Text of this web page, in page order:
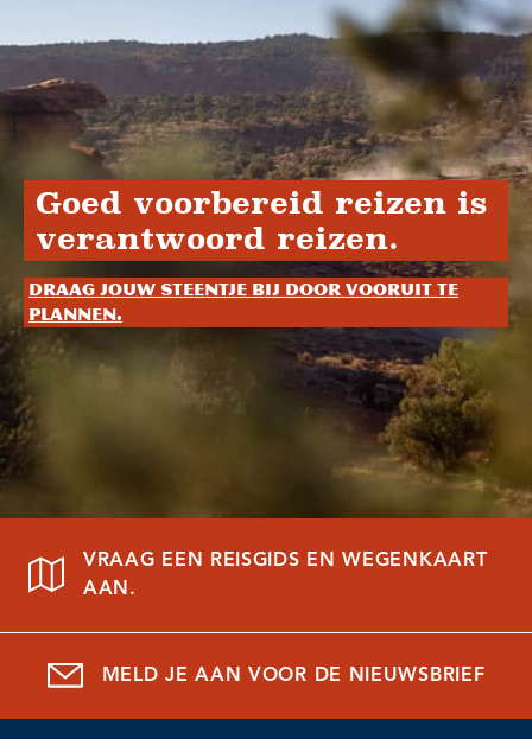
Goed voorbereid reizen is
verantwoord reizen.
Draag jouw steentje bij door vooruit te
plannen.
VRAAG EEN REISGIDS EN WEGENKAART
AAN.
MELD JE AAN VOOR DE NIEUWSBRIEF